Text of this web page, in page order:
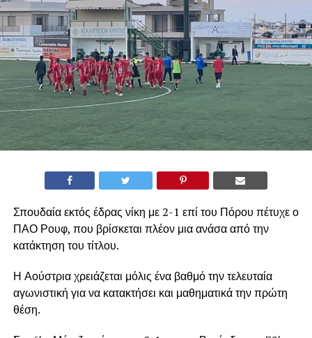
Σπουδαία εκτός έδρας νίκη με 2-1 επί του Πόρου πέτυχε ο
ΠΑΟ Ρουφ, που βρίσκεται πλέον μια ανάσα από την
κατάκτηση του τίτλου.
Η Αούστρια χρειάζεται μόλις ένα βαθμό την τελευταία
αγωνιστική για να κατακτήσει και μαθηματικά την πρώτη
θέση.